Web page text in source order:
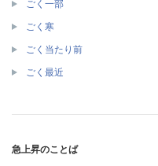
ごく一部
ごく寒
ごく当たり前
ごく最近
急上昇のことば